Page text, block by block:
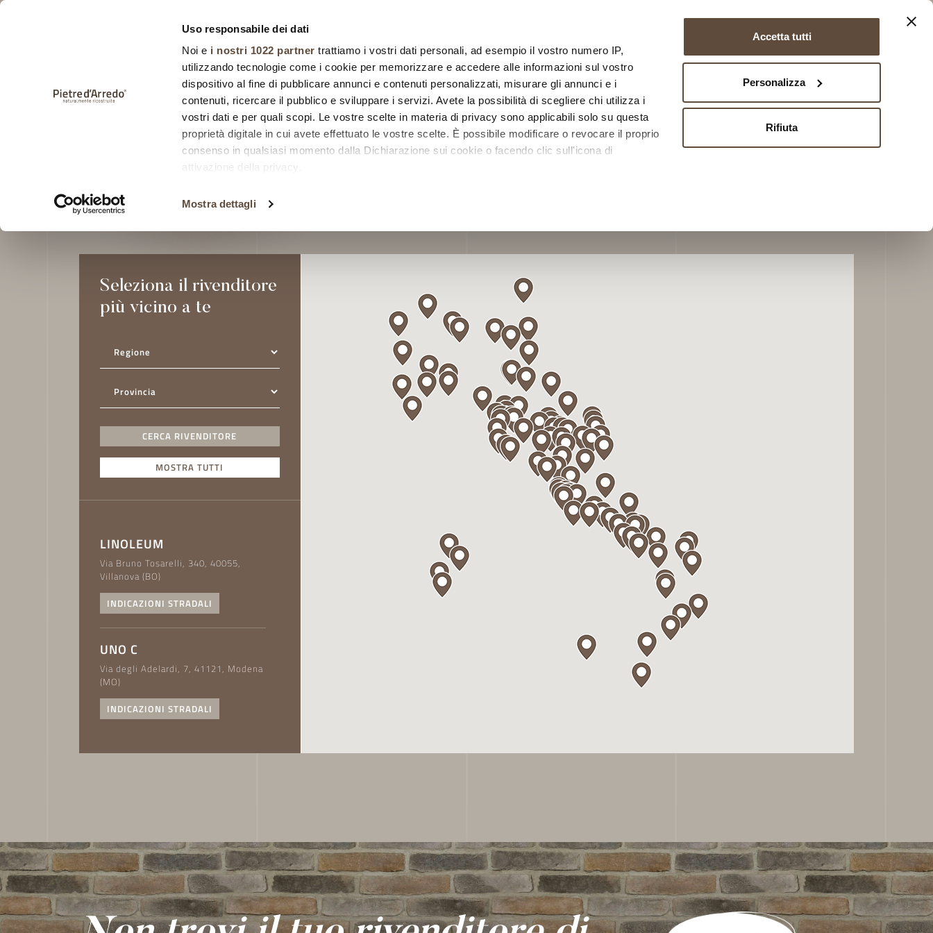
Uso responsabile dei dati
Noi e i nostri 1022 partner trattiamo i vostri dati personali, ad esempio il vostro numero IP,
utilizzando tecnologie come i cookie per memorizzare e accedere alle informazioni sul vostro
dispositivo al fine di pubblicare annunci e contenuti personalizzati, misurare gli annunci e i
contenuti, ricercare il pubblico e sviluppare i servizi. Avete la possibilità di scegliere chi utilizza i
vostri dati e per quali scopi. Le vostre scelte in materia di privacy sono applicabili solo su questa
proprietà digitale in cui avete effettuato le vostre scelte. È possibile modificare o revocare il proprio
consenso in qualsiasi momento dalla Dichiarazione sui cookie o facendo clic sull'icona di
attivazione della privacy.
Con il tuo consenso, vorremmo anche:
Identificare il tuo dispositivo, scansionandolo attivamente alla ricerca di caratteristiche
Approfondisci come vengono elaborati i tuoi dati personali e imposta le tue preferenze nella
dettagli
. Puoi modificare o ritirare il tuo consenso in qualsiasi momento dalla Dichiarazione sui
Utilizziamo i cookie per personalizzare contenuti ed annunci, per fornire funzionalità dei social
media e per analizzare il nostro traffico. Condividiamo inoltre informazioni sul modo in cui utilizza il
nostro sito con i nostri partner che si occupano di analisi dei dati web, pubblicità e social media, i
quali potrebbero combinarle con altre informazioni che ha fornito loro o che hanno raccolto dal suo
Mostra dettagli
Accetta tutti
Personalizza
Rifiuta
rivenditori
Rivenditori
Seleziona il rivenditore
più vicino a te
CERCA RIVENDITORE
MOSTRA TUTTI
LINOLEUM
Via Bruno Tosarelli, 340, 40055,
Villanova (BO)
INDICAZIONI STRADALI
UNO C
Via degli Adelardi, 7, 41121, Modena
(MO)
INDICAZIONI STRADALI
TRE A
BIGMAT FOCARDI E CERBAI
EDILIZIA S.R.L.
Via della Querciola, 101, 50019,
Sesto Fiorentino (FI)